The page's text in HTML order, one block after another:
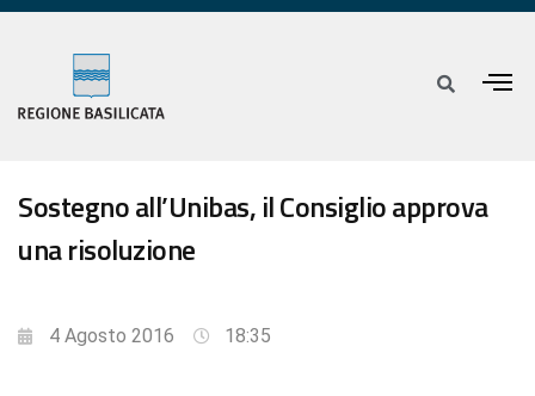
Sostegno all’Unibas, il Consiglio approva
una risoluzione
4 Agosto 2016 18:35